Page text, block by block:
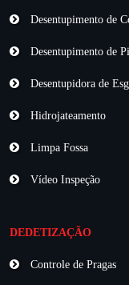
Desentupimento de
Desentupimento de
Desentupidora de
Hidrojateamento
Limpa Fossa
Vídeo Inspeção
DEDETIZAÇÃO
Controle de Pragas